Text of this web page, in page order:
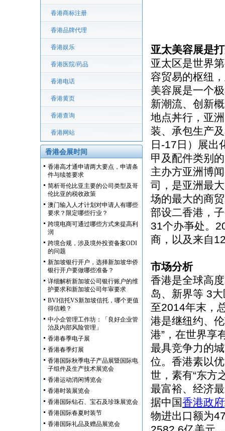
香港商标注册
香港品牌代理
香港娱乐
香港医院/药品
香港电话
香港黄页
香港查询
香港网站
香港会展时间
香港高才通申请两大要点，申请条
件与续签要求
简析哥伦比亚主要的公司类型及哥
伦比亚的税收政策
澳门输入人才计划对申请人有哪些
要求？限定哪些行业？
跨境电商可通过哪些方式来提高利
润
跨境合规，涉及境外投资备案ODI
的问题
新加坡银行开户，选择新加坡华侨
银行开户要做哪些准备？
详细解析新加坡公司银行账户的维
护要求和新加坡公司年审要求
BVI信托VS新加坡信托，哪个更值
得信赖？
中小企管理工作坊：「良好企业管
治及内部风险管理」
香港春季电子展
香港春季灯展
香港国际秋季电子产品展暨国际电
子组件及生产技术展览会
香港运动消闲博览会
香港时装展览会
香港国际钻石、宝石及珍珠展览会
香港国际春夏时装节
香港国际礼品及赠品展览会
亚太美容展是
亚太区是世界
容贸易的枢纽
美容展是一个
新潮流、创新
地点丼行，亚
装、承包生产
日-17日）展出
甲及配件类别
主办方亚洲博
司，是亚洲最
场的最大的商
部设二香港，
31个办亊处。
商，以及来自
市场分析
香港是全球高
岛、新界等 3
至2014年末，
港是继纽约、
港”，在世界享
最具竞争力的
位。香港素以
世，素有“东方
最富裕、经济
据中国香港政府
物进出口额为